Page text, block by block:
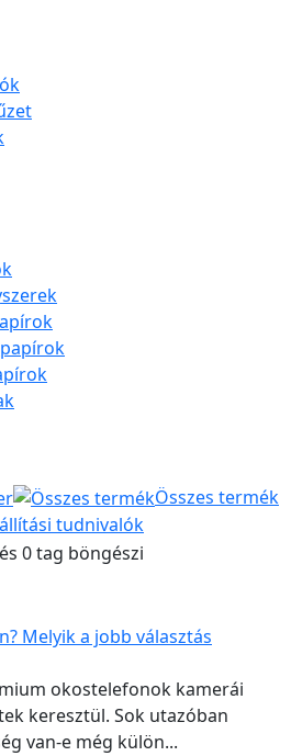
Összes termék
tudnivalók
0 tag böngészi
Melyik a jobb választás
okostelefonok kamerái
keresztül. Sok utazóban
van-e még külön...